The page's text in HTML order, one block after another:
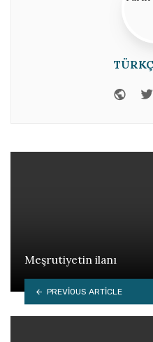
Meşrutiyetin ilanı
PREVIOUS ARTICLE